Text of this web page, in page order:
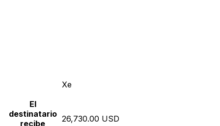
Xe
El
destinatario
recibe
26,730.00 USD